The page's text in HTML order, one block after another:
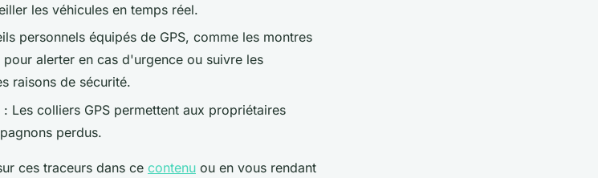
les véhicules en temps réel.
personnels équipés de GPS, comme les montres
alerter en cas d'urgence ou suivre les
raisons de sécurité.
Les colliers GPS permettent aux propriétaires
perdus.
ces traceurs dans ce contenu ou en vous rendant